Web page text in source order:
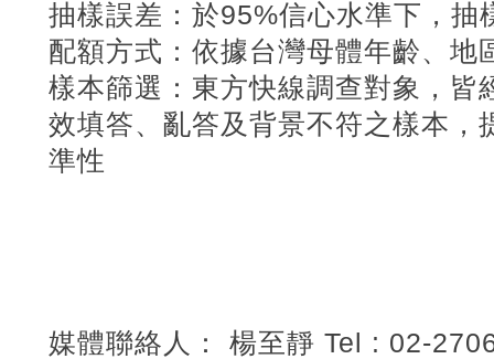
抽樣誤差：於95%信心水準下，抽
配額方式：依據台灣母體年齡、地
樣本篩選：東方快線調查對象，皆
效填答、亂答及背景不符之樣本，
準性
媒體聯絡人： 楊至靜 Tel : 02-